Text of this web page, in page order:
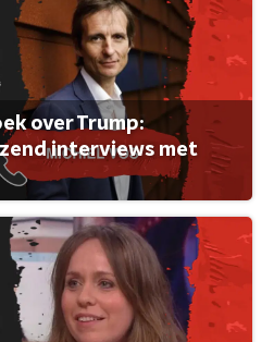
over Trump:
interviews met